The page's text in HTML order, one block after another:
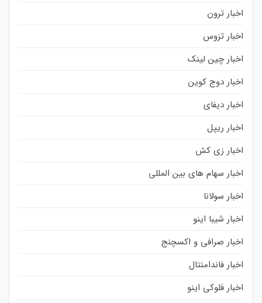
اخبار ترون
اخبار تزوس
اخبار چین لینک
اخبار دوج کوین
اخبار دیفای
اخبار ریپل
اخبار زی کش
اخبار سهام های بین المللی
اخبار سولانا
اخبار شیبا اینو
اخبار صرافی و اکسچنج
اخبار فاندامنتال
اخبار فلوکی اینو